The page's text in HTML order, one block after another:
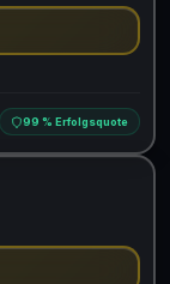
99 % Erfolgsquote